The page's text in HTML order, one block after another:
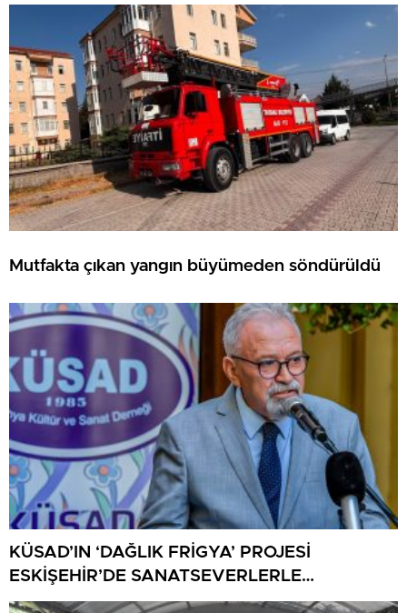
Mutfakta çıkan yangın büyümeden söndürüldü
KÜSAD’IN ‘DAĞLIK FRİGYA’ PROJESİ
ESKİŞEHİR’DE SANATSEVERLERLE
BULUŞUYOR